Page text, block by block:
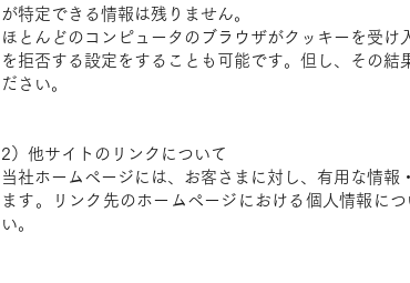
が特定できる情報は残りません。
ほとんどのコンピュータのブラウザがクッキーを受
を拒否する設定をすることも可能です。但し、その
ださい。
2）他サイトのリンクについて
当社ホームページには、お客さまに対し、有用な情
ます。リンク先のホームページにおける個人情報に
い。